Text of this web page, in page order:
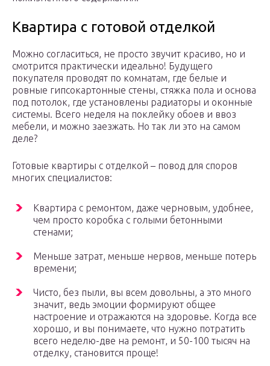
Квартира с готовой отделкой
Можно согласиться, не просто звучит красиво, но и
смотрится практически идеально! Будущего
покупателя проводят по комнатам, где белые и
ровные гипсокартонные стены, стяжка пола и основа
под потолок, где установлены радиаторы и оконные
системы. Всего неделя на поклейку обоев и ввоз
мебели, и можно заезжать. Но так ли это на самом
деле?
Готовые квартиры с отделкой – повод для споров
многих специалистов:
Квартира с ремонтом, даже черновым, удобнее,
чем просто коробка с голыми бетонными
стенами;
Меньше затрат, меньше нервов, меньше потерь
времени;
Чисто, без пыли, вы всем довольны, а это много
значит, ведь эмоции формируют общее
настроение и отражаются на здоровье. Когда все
хорошо, и вы понимаете, что нужно потратить
всего неделю-две на ремонт, и 50-100 тысяч на
отделку, становится проще!